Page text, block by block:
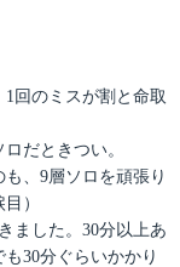
回のミスが割と命取
だときつい。
、9層ソロを頑張り
）
ました。30分以上あ
30分ぐらいかかり